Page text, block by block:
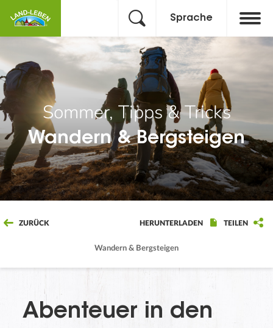
Sprache
Sommer, Tipps & Tricks
Wandern & Bergsteigen
ZURÜCK
Wandern & Bergsteigen
HERUNTERLADEN TEILEN
Abenteuer in den